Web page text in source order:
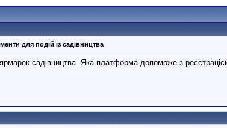
для подій із садівництва
садівництва. Яка платформа допоможе з